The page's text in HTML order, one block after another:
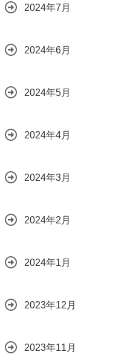
2024年7月
2024年6月
2024年5月
2024年4月
2024年3月
2024年2月
2024年1月
2023年12月
2023年11月